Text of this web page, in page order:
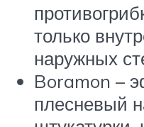
только
наружных
Boramon –
плесневый